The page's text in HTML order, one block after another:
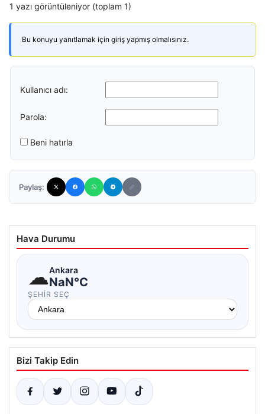
1 yazı görüntüleniyor (toplam 1)
Bu konuyu yanıtlamak için giriş yapmış olmalısınız.
Kullanıcı adı:
Parola:
Beni hatırla
Paylaş:
Hava Durumu
☁Ankara
NaN°C
ŞEHIR SEÇ
Bizi Takip Edin